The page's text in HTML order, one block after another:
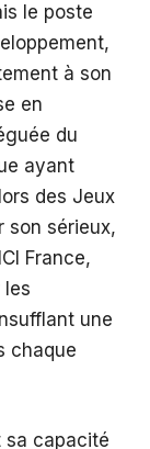
le poste
à son
en
du
ayant
des Jeux
son sérieux,
France,
les
une
chaque
sa capacité